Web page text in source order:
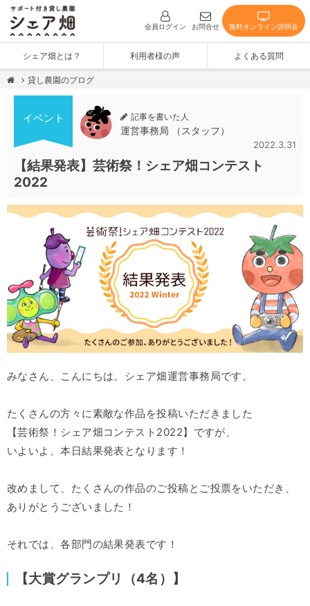
会員ログイン お問合せ 無料オンライン説明会
シェア畑とは？ 利用者様の声 よくある質問
貸し農園のブログ
イベント 記事を書いた人
運営事務局 （スタッフ）
2022.3.31
【結果発表】芸術祭！シェア畑コンテスト
2022
みなさん、こんにちは。シェア畑運営事務局です。
たくさんの方々に素敵な作品を投稿いただきました
【芸術祭！シェア畑コンテスト2022】ですが、
いよいよ、本日結果発表となります！
改めまして、たくさんの作品のご投稿とご投票をいただき、
ありがとうございました！
それでは、各部門の結果発表です！
【大賞グランプリ（4名）】